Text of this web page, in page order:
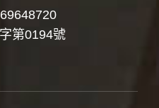
第0194號